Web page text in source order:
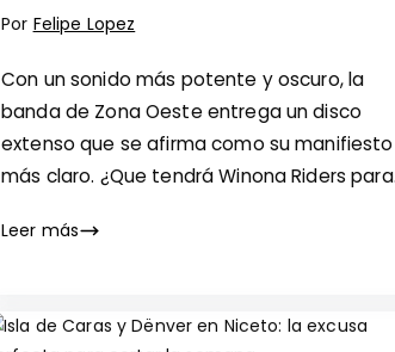
Por Felipe Lopez
Con un sonido más potente y oscuro, la
banda de Zona Oeste entrega un disco
extenso que se afirma como su manifiesto
más claro. ¿Que tendrá Winona Riders para
Leer más